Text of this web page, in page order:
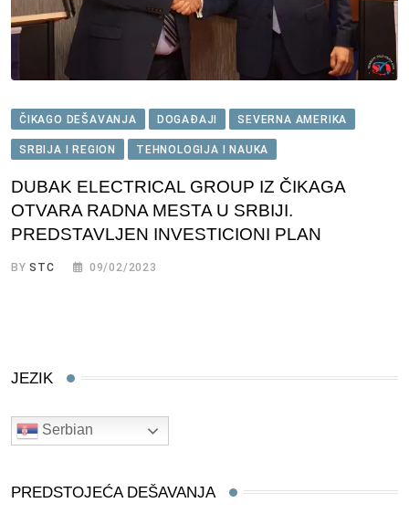
ČIKAGO DEŠAVANJA DOGAĐAJI SEVERNA AMERIKA
SRBIJA I REGION TEHNOLOGIJA I NAUKA
DUBAK ELECTRICAL GROUP IZ ČIKAGA
OTVARA RADNA MESTA U SRBIJI.
PREDSTAVLJEN INVESTICIONI PLAN
BYSTC 09/02/2023
JEZIK
Serbian
PREDSTOJEĆA DEŠAVANJA